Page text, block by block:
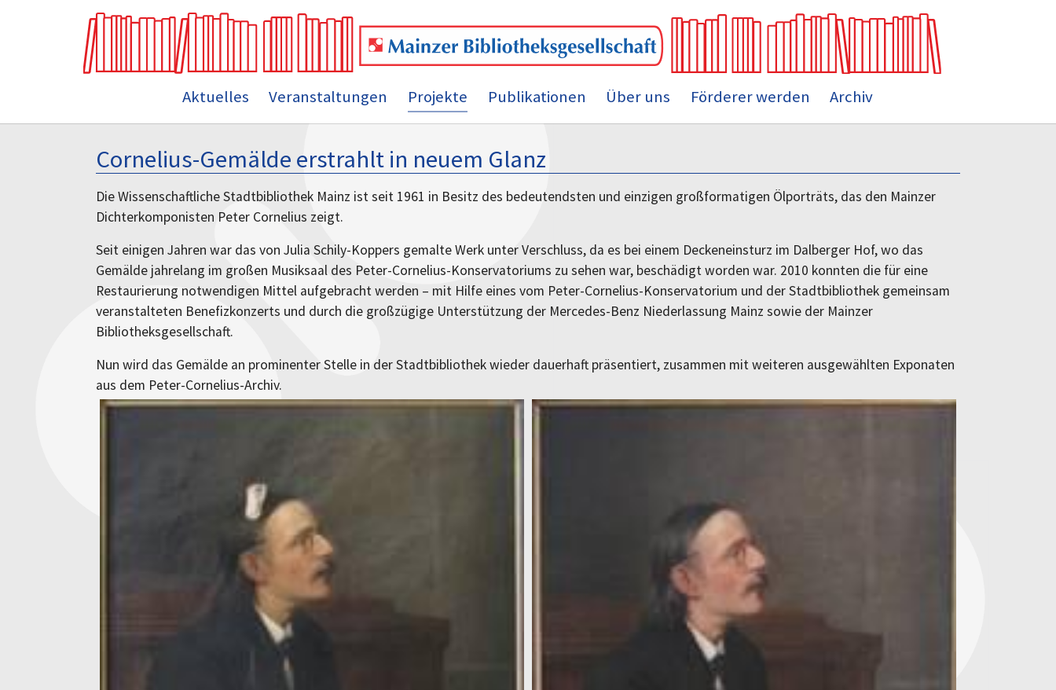
Skip to main content
Aktuelles Veranstaltungen Projekte Publikationen Über uns Förderer werden Archiv
Cornelius-Gemälde erstrahlt in neuem Glanz
Die Wissenschaftliche Stadtbibliothek Mainz ist seit 1961 in Besitz des bedeutendsten und einzigen großformatigen Ölporträts, das den Mainzer
Dichterkomponisten Peter Cornelius zeigt.
Seit einigen Jahren war das von Julia Schily-Koppers gemalte Werk unter Verschluss, da es bei einem Deckeneinsturz im Dalberger Hof, wo das
Gemälde jahrelang im großen Musiksaal des Peter-Cornelius-Konservatoriums zu sehen war, beschädigt worden war. 2010 konnten die für eine
Restaurierung notwendigen Mittel aufgebracht werden – mit Hilfe eines vom Peter-Cornelius-Konservatorium und der Stadtbibliothek gemeinsam
veranstalteten Benefizkonzerts und durch die großzügige Unterstützung der Mercedes-Benz Niederlassung Mainz sowie der Mainzer
Bibliotheksgesellschaft.
Nun wird das Gemälde an prominenter Stelle in der Stadtbibliothek wieder dauerhaft präsentiert, zusammen mit weiteren ausgewählten Exponaten
aus dem Peter-Cornelius-Archiv.